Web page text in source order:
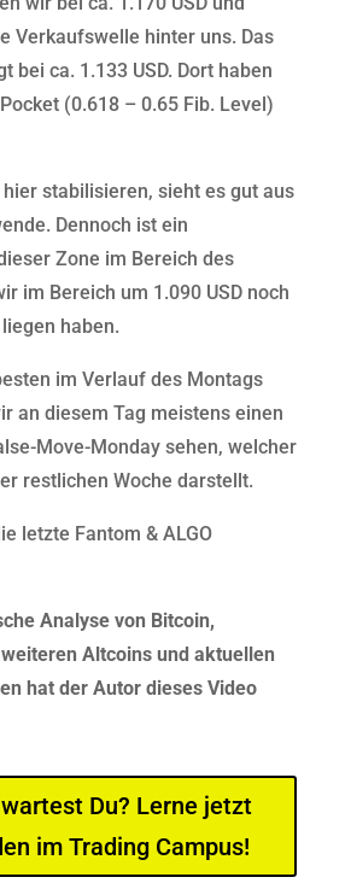
Verkaufswelle hinter uns. Das
bei ca. 1.133 USD. Dort haben
(0.618 – 0.65 Fib. Level)
stabilisieren, sieht es gut aus
Dennoch ist ein
Zone im Bereich des
im Bereich um 1.090 USD noch
haben.
im Verlauf des Montags
an diesem Tag meistens einen
Move-Monday sehen, welcher
restlichen Woche darstellt.
letzte Fantom & ALGO
Analyse von Bitcoin,
weiteren Altcoins und aktuellen
hat der Autor dieses Video
Du? Lerne jetzt
im Trading Campus!